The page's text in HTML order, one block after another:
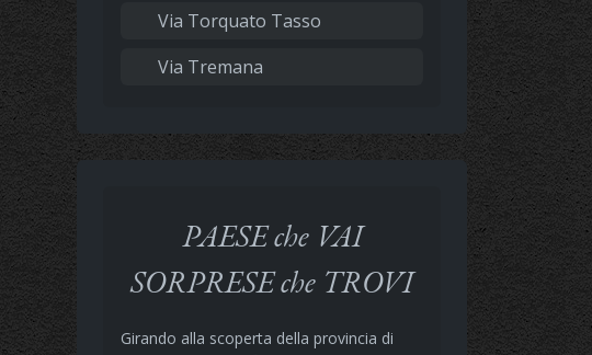
Via Torquato Tasso
Via Tremana
PAESE che VAI
SORPRESE che TROVI
Girando alla scoperta della provincia di